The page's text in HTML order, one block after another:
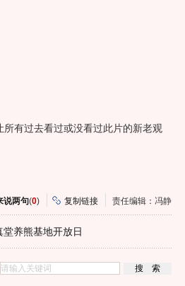
有过去看过或没看过此片的新老观
说两句(0) 复制链接 责任编辑：冯静
堂养熊基地开放日